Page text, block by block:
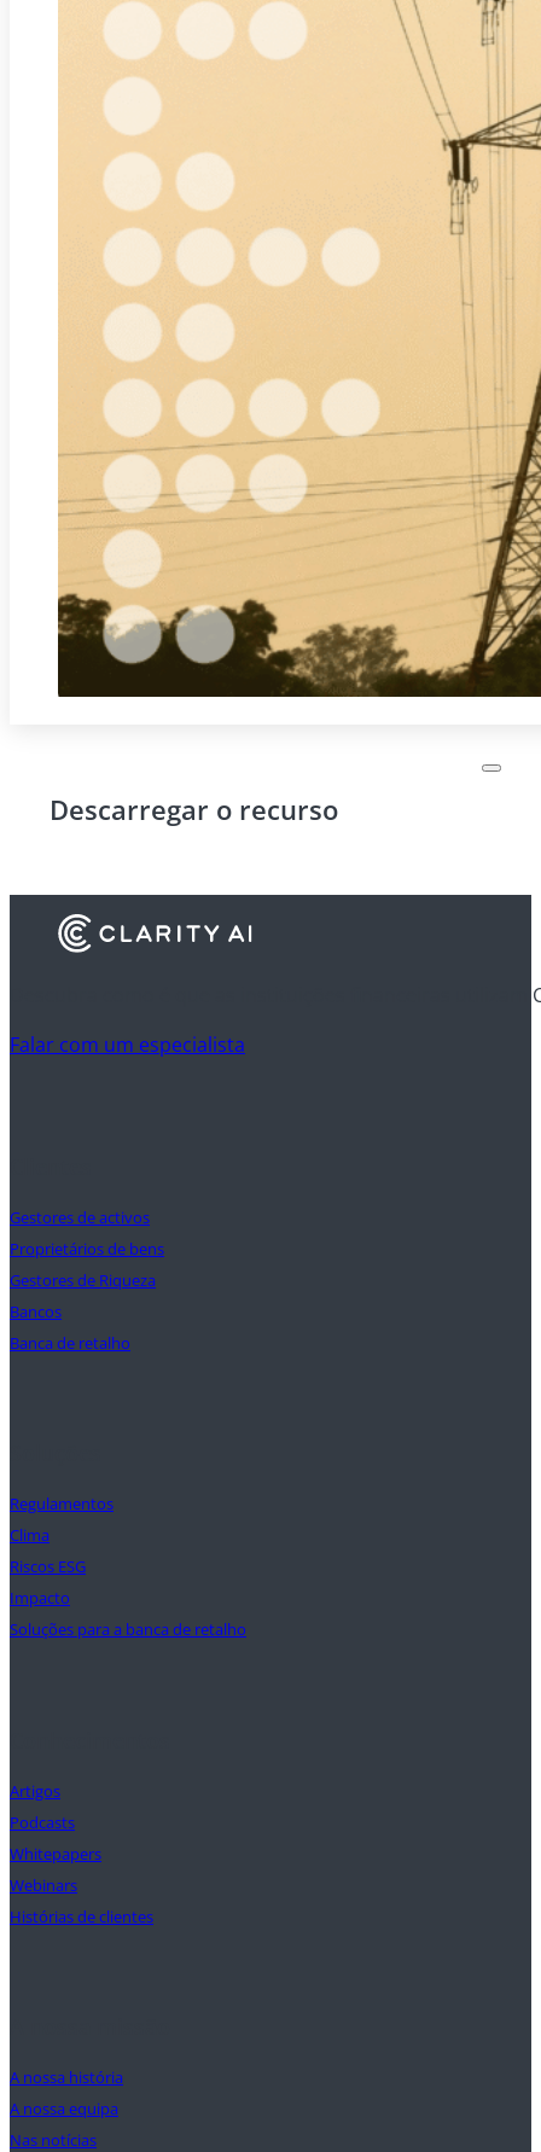
Descarregar o recurso
Descubra como é que as instituições financeiras
Falar com um especialista
Gestores de activos
Proprietários de bens
Gestores de Riqueza
Bancos
Banca de retalho
Regulamentos
Clima
Riscos ESG
Impacto
Soluções para a banca de retalho
Artigos
Podcasts
Whitepapers
Webinars
Histórias de clientes
A nossa história
A nossa equipa
Nas notícias